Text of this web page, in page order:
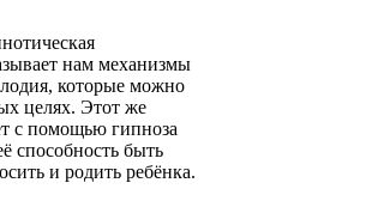
нам механизмы
которые можно
целях. Этот же
с помощью гипноза
способность быть
и родить ребёнка.